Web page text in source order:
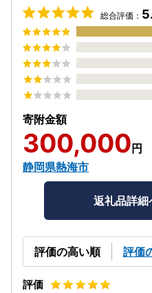
総合評価：
寄附金額
300,000 円
静岡県熱海市
返礼品詳細
評価の高い順 評価